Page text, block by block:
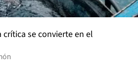
se convierte en el